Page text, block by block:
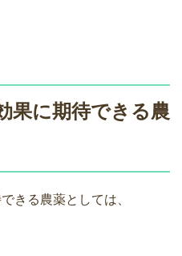
果に期待できる農
きる農薬としては、